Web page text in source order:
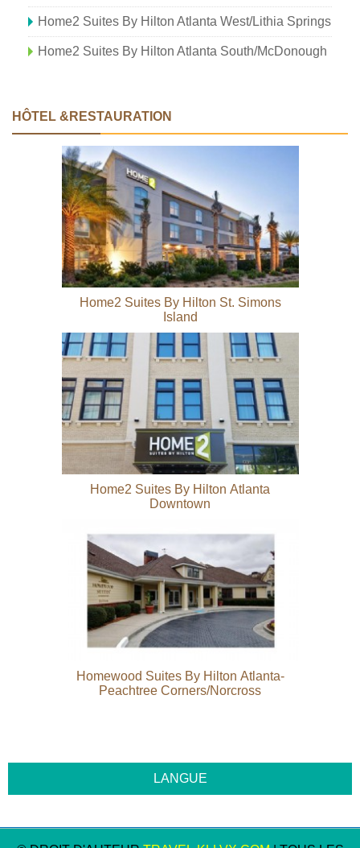
Home2 Suites By Hilton Atlanta West/Lithia Springs
Home2 Suites By Hilton Atlanta South/McDonough
HÔTEL &RESTAURATION
Home2 Suites By Hilton St. Simons
Island
Home2 Suites By Hilton Atlanta
Downtown
Homewood Suites By Hilton Atlanta-
Peachtree Corners/Norcross